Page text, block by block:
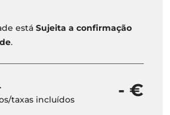
está Sujeita a confirmação
.
taxas incluídos - €